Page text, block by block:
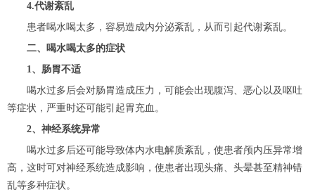
4.代谢紊乱
患者喝水喝太多，容易造成内分泌紊乱，从而引起代谢紊乱。
二、喝水喝太多的症状
1、肠胃不适
喝水过多后会对肠胃造成压力，可能会出现腹泻、恶心以及呕吐
等症状，严重时还可能引起胃充血。
2、神经系统异常
喝水过多后还可能导致体内水电解质紊乱，使患者颅内压异常增
高，这时可对神经系统造成影响，使患者出现头痛、头晕甚至精神错
乱等多种症状。